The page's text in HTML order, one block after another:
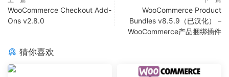
WooCommerce Checkout Add-
Ons v2.8.0
WooCommerce Product
Bundles v8.5.9（已汉化） –
WooCommerce产品捆绑插件
猜你喜欢